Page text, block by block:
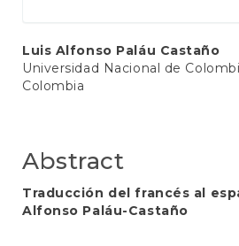
Main
Article
Luis Alfonso Paláu Castaño
Universidad Nacional de
Colombia
Abstract
Traducción del francés al
Alfonso Paláu-Castaño